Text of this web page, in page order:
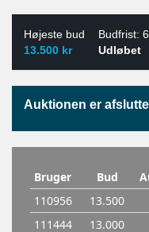
Højeste bud Budfrist:
13.500 kr
Udløbet
Auktionen er